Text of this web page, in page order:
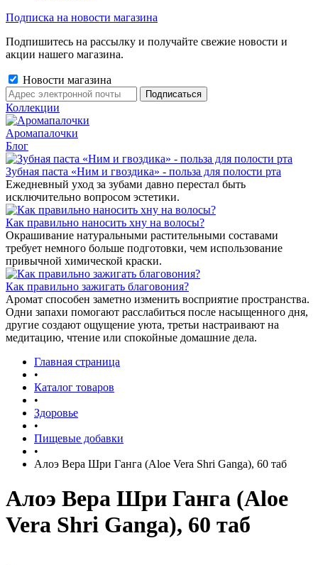
Подписка на новости магазина
Подпишитесь на рассылку и получайте свежие новости и
акции нашего магазина.
Новости магазина
Коллекции
Аромапалочки
Блог
Зубная паста «Ним и гвоздика» - польза для полости рта
Ежедневный уход за зубами давно перестал быть
исключительно вопросом эстетики.
Как правильно наносить хну на волосы?
Окрашивание натуральными растительными составами
требует немного больше подготовки, чем использование
привычной химической краски.
Как правильно зажигать благовония?
Аромат способен заметно изменить восприятие пространства.
Одни запахи помогают расслабиться после насыщенного дня,
другие создают ощущение уюта, третьи настраивают на
медитацию, чтение или спокойные домашние дела.
Главная страница
•
Каталог товаров
•
Здоровье
•
Пищевые добавки
•
Алоэ Вера Шри Ганга (Aloe Vera Shri Ganga), 60 таб
Алоэ Вера Шри Ганга (Aloe
Vera Shri Ganga), 60 таб